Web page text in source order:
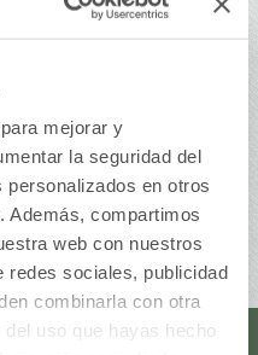
mejorar y
la seguridad del
en otros
Además, compartimos
web con nuestros
redes sociales, publicidad
combinarla con otra
uso que hayas hecho
10,90€
Comprar